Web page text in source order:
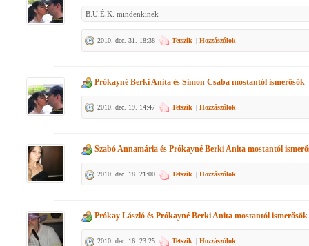
B.U.É.K. mindenkinek
2010. dec. 31. 18:38 Tetszik | Hozzászólok
Prókayné Berki Anita és Simon Csaba mostantól ismerősök
2010. dec. 19. 14:47 Tetszik | Hozzászólok
Szabó Annamária és Prókayné Berki Anita mostantól
2010. dec. 18. 21:00 Tetszik | Hozzászólok
Prókay László és Prókayné Berki Anita mostantól ismerősök
2010. dec. 16. 23:25 Tetszik | Hozzászólok